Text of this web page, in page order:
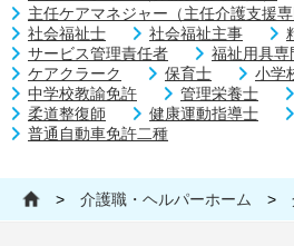
主任ケアマネジャー（主任介護支援専
社会福祉士
社会福祉主事
サービス管理責任者
福祉用具専
ケアクラーク
保育士
小学
中学校教諭免許
管理栄養士
柔道整復師
健康運動指導士
普通自動車免許二種
> 介護職・ヘルパーホーム >